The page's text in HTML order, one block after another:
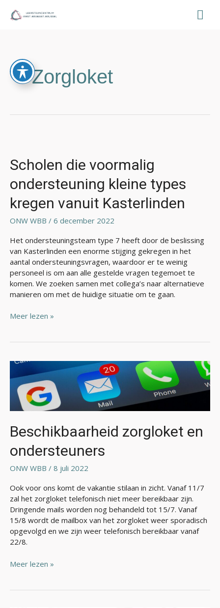
naar
Zorgloket
Scholen die voormalig
ondersteuning kleine types
kregen vanuit Kasterlinden
ONW WBB / 6 december 2022
Het ondersteuningsteam type 7 heeft door de beslissing
van Kasterlinden een enorme stijging gekregen in het
aantal ondersteuningsvragen, waardoor er te weinig
personeel is om aan alle gestelde vragen tegemoet te
komen. We zoeken samen met collega’s naar alternatieve
manieren om met de huidige situatie om te gaan.
voormalig
ondersteuning
kleine
types
kregen
Kasterlinden
Meer lezen »
Beschikbaarheid zorgloket en
ondersteuners
ONW WBB / 8 juli 2022
Ook voor ons komt de vakantie stilaan in zicht. Vanaf 11/7
zal het zorgloket telefonisch niet meer bereikbaar zijn.
Dringende mails worden nog behandeld tot 15/7. Vanaf
15/8 wordt de mailbox van het zorgloket weer sporadisch
opgevolgd en we zijn weer telefonisch bereikbaar vanaf
22/8.
Beschikbaarheid
zorgloket
en
ondersteuners
Meer lezen »